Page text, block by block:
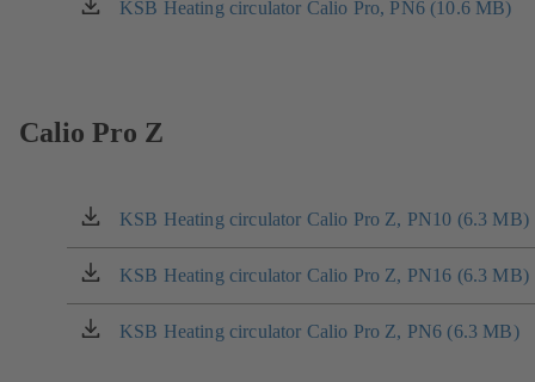
v
KSB Heating circulator Calio Pro, PN6 (10.6 MB)
(otevírá
Calio Pro Z
KSB Heating circulator Calio Pro Z, PN10 (6.3 MB)
(otevírá
se
v
záložce)
KSB Heating circulator Calio Pro Z, PN16 (6.3 MB)
(otevírá
se
v
KSB Heating circulator Calio Pro Z, PN6 (6.3 MB)
(otevírá